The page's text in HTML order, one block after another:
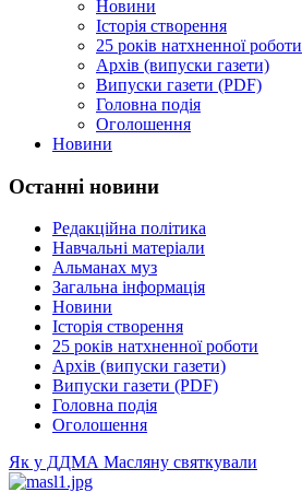
Новини
Історія створення
25 років натхненної роботи
Архів (випуски газети)
Випуски газети (PDF)
Головна подія
Оголошення
Новини
Останні новини
Редакційна політика
Навчальні матеріали
Альманах муз
Загальна інформація
Новини
Історія створення
25 років натхненної роботи
Архів (випуски газети)
Випуски газети (PDF)
Головна подія
Оголошення
Як у ДДМА Масляну святкували